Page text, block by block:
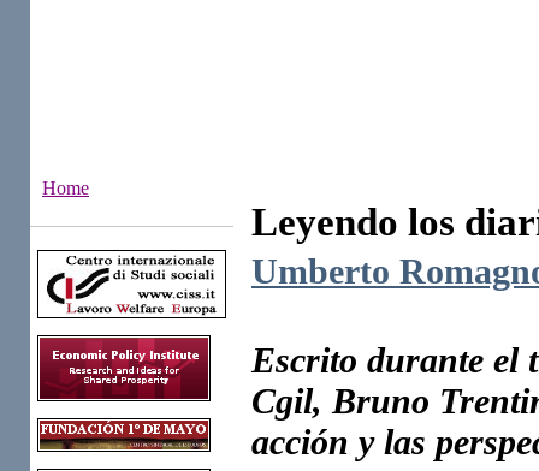
Home
Leyendo los
Umberto
Escrito durante el
Cgil, Bruno
acción y las